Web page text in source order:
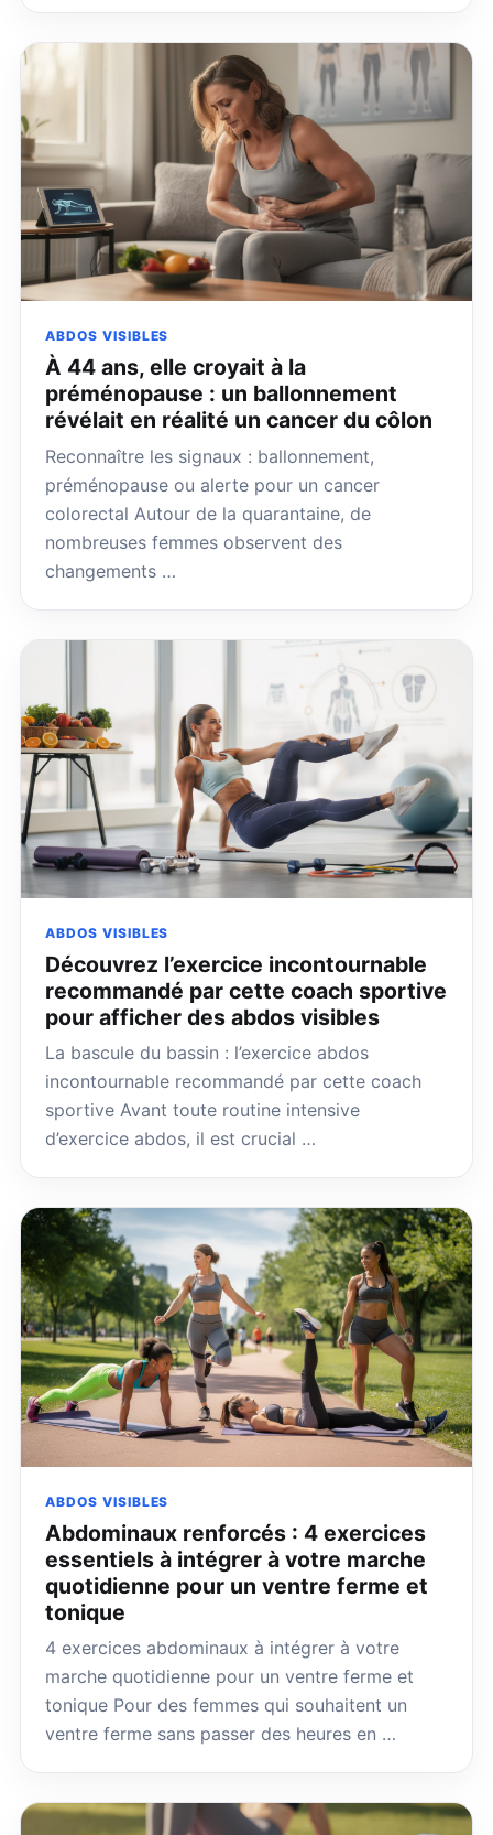
ABDOS VISIBLES
À 44 ans, elle croyait à la
préménopause : un ballonnement
révélait en réalité un cancer du côlon
Reconnaître les signaux : ballonnement,
préménopause ou alerte pour un cancer
colorectal Autour de la quarantaine, de
nombreuses femmes observent des
changements …
ABDOS VISIBLES
Découvrez l’exercice incontournable
recommandé par cette coach sportive
pour afficher des abdos visibles
La bascule du bassin : l’exercice abdos
incontournable recommandé par cette coach
sportive Avant toute routine intensive
d’exercice abdos, il est crucial …
ABDOS VISIBLES
Abdominaux renforcés : 4 exercices
essentiels à intégrer à votre marche
quotidienne pour un ventre ferme et
tonique
4 exercices abdominaux à intégrer à votre
marche quotidienne pour un ventre ferme et
tonique Pour des femmes qui souhaitent un
ventre ferme sans passer des heures en …